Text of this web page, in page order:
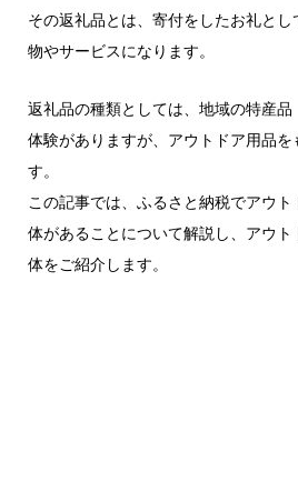
その返礼品とは、寄付をしたお礼と
物やサービスになります。
返礼品の種類としては、地域の特産
体験がありますが、アウトドア用品
す。
この記事では、ふるさと納税でアウ
体があることについて解説し、アウ
体をご紹介します。